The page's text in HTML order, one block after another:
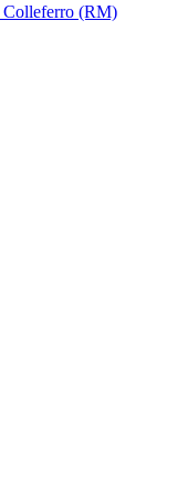
Colleferro (RM)